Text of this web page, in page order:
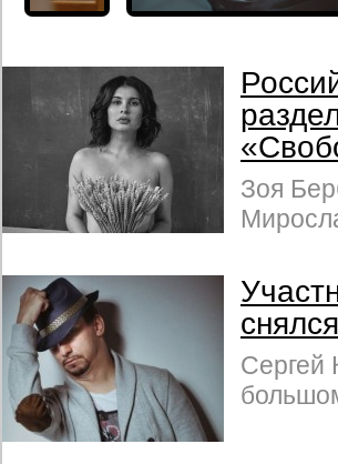
Зоя
Сергей